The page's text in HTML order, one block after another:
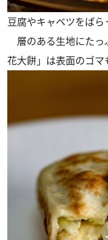
豆腐やキャベツをぱら
層のある生地にたっ
花大餅」は表面のゴマ